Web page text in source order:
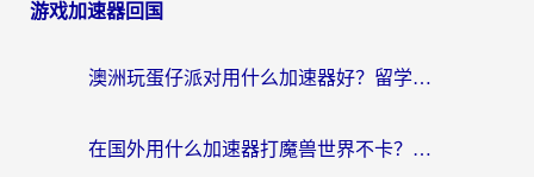
游戏加速器回国
澳洲玩蛋仔派对用什么加速器好？留学生亲测有效的国服游戏加速指南
在国外用什么加速器打魔兽世界不卡？海外党国服游戏流畅指南